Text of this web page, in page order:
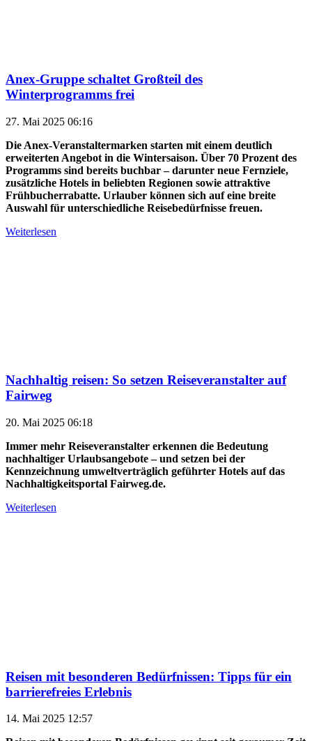
Anex-Gruppe schaltet Großteil des
Winterprogramms frei
27. Mai 2025 06:16
Die Anex-Veranstaltermarken starten mit einem deutlich
erweiterten Angebot in die Wintersaison. Über 70 Prozent des
Programms sind bereits buchbar – darunter neue Fernziele,
zusätzliche Hotels in beliebten Regionen sowie attraktive
Frühbucherrabatte. Urlauber können sich auf eine breite
Auswahl für unterschiedliche Reisebedürfnisse freuen.
Weiterlesen
Nachhaltig reisen: So setzen Reiseveranstalter auf
Fairweg
20. Mai 2025 06:18
Immer mehr Reiseveranstalter erkennen die Bedeutung
nachhaltiger Urlaubsangebote – und setzen bei der
Kennzeichnung umweltverträglich geführter Hotels auf das
Nachhaltigkeitsportal Fairweg.de.
Weiterlesen
Reisen mit besonderen Bedürfnissen: Tipps für ein
barrierefreies Erlebnis
14. Mai 2025 12:57